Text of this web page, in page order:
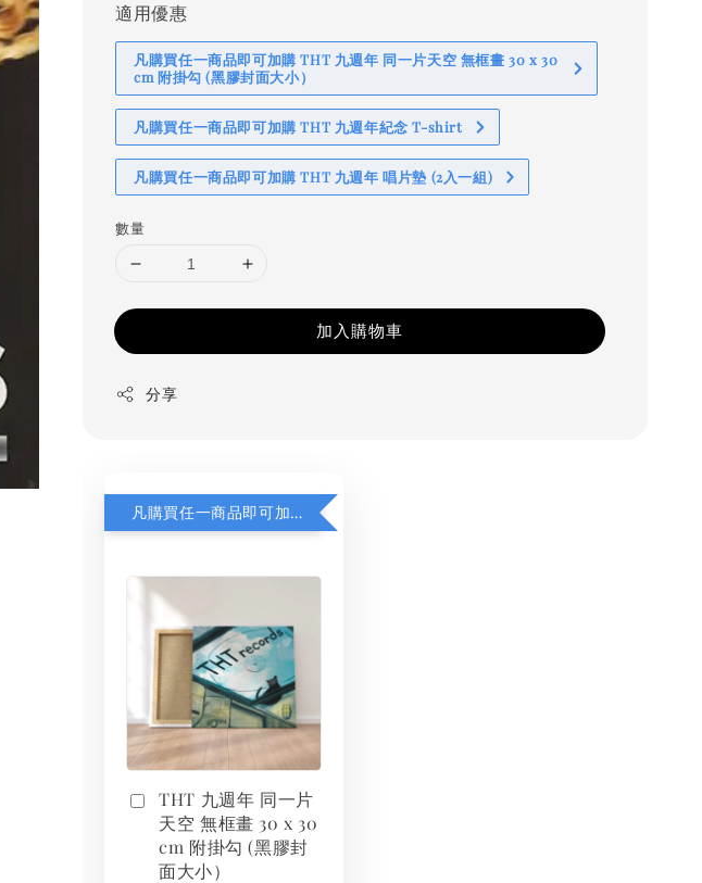
適用優惠
凡購買任一商品即可加購 THT 九週年 同一片天空 無框畫 30 x 30
cm 附掛勾 (黑膠封面大小）
凡購買任一商品即可加購 THT 九週年紀念 T-shirt
凡購買任一商品即可加購 THT 九週年 唱片墊 (2入一組)
數量
加入購物車
分享
凡購買任一商品即可加購 THT 九週年 同一片天空 無框畫 30 x 30 cm 附掛勾 (黑膠封面大小）
THT 九週年 同一片
天空 無框畫 30 x 30
cm 附掛勾 (黑膠封
面大小）